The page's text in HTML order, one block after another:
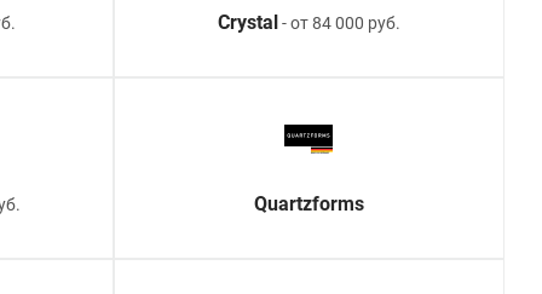
Crystal - от 84 000 руб.
Quartzforms